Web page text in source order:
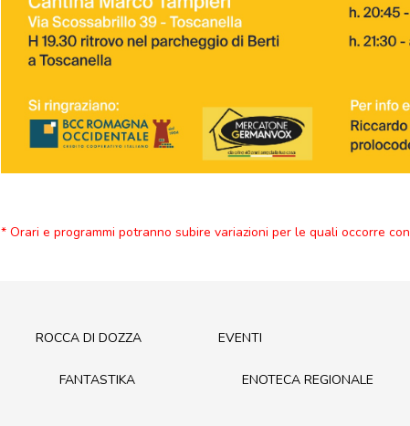
* Orari e programmi potranno subire variazioni per le quali occorre
ROCCA DI DOZZA EVENTI
FANTASTIKA ENOTECA REGIONALE